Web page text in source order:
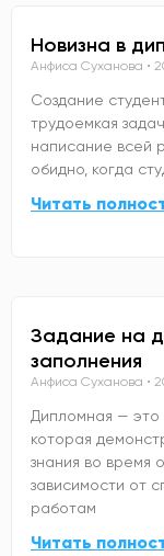
Новизна в
Анфиса Суханова
Создание
трудоемкая
написание всей
обидно, когда
Читать
Задание на
заполнения
Анфиса Суханова
Дипломная — это
которая
знания во время
зависимости от
работам
Читать